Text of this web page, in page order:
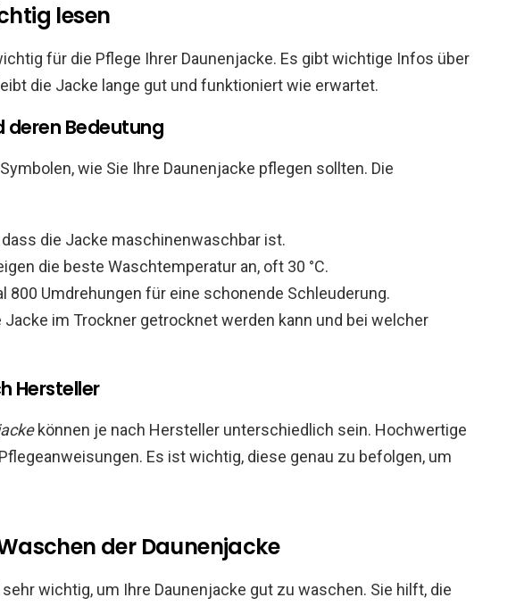
lesen
für die Pflege Ihrer Daunenjacke. Es gibt wichtige Infos über
die Jacke lange gut und funktioniert wie erwartet.
deren Bedeutung
wie Sie Ihre Daunenjacke pflegen sollten. Die
die Jacke maschinenwaschbar ist.
die beste Waschtemperatur an, oft 30 °C.
800 Umdrehungen für eine schonende Schleuderung.
Jacke im Trockner getrocknet werden kann und bei welcher
Hersteller
können je nach Hersteller unterschiedlich sein. Hochwertige
Es ist wichtig, diese genau zu befolgen, um
der Daunenjacke
wichtig, um Ihre Daunenjacke gut zu waschen. Sie hilft, die